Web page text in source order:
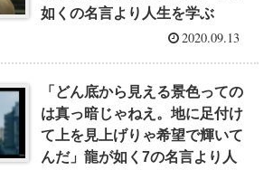
如くの名言より人生を学ぶ
2020.09.13
「どん底から見える景色っての
は真っ暗じゃねえ。地に足付け
て上を見上げりゃ希望で輝いて
んだ」龍が如く7の名言より人